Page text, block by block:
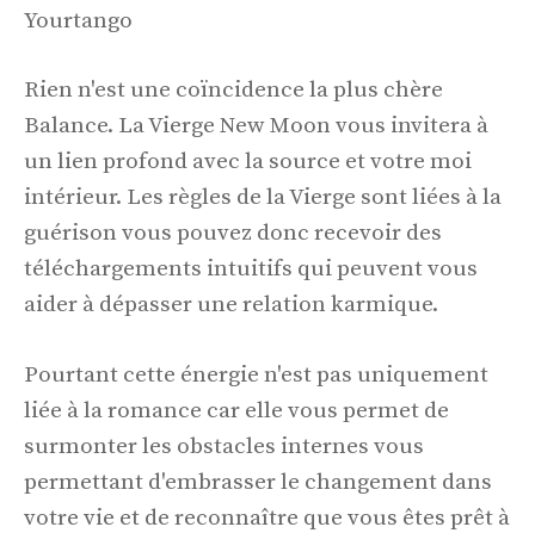
Yourtango
Rien n'est une coïncidence la plus chère
Balance. La Vierge New Moon vous invitera à
un lien profond avec la source et votre moi
intérieur. Les règles de la Vierge sont liées à la
guérison vous pouvez donc recevoir des
téléchargements intuitifs qui peuvent vous
aider à dépasser une relation karmique.
Pourtant cette énergie n'est pas uniquement
liée à la romance car elle vous permet de
surmonter les obstacles internes vous
permettant d'embrasser le changement dans
votre vie et de reconnaître que vous êtes prêt à